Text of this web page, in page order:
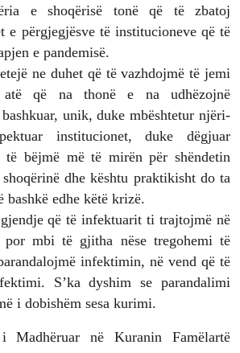
e shoqërisë tonë që të zbatoj
e përgjegjësve të institucioneve që të
e pandemisë.
ne duhet që të vazhdojmë të jemi
që na thonë e na udhëzojnë
unik, duke mbështetur njëri-
institucionet, duke dëgjuar
të bëjmë më të mirën për shëndetin
dhe kështu praktikisht do ta
bashkë edhe këtë krizë.
që të infektuarit ti trajtojmë në
por mbi të gjitha nëse tregohemi të
infektimin, në vend që të
S’ka dyshim se parandalimi
i dobishëm sesa kurimi.
në Kuranin Famëlartë